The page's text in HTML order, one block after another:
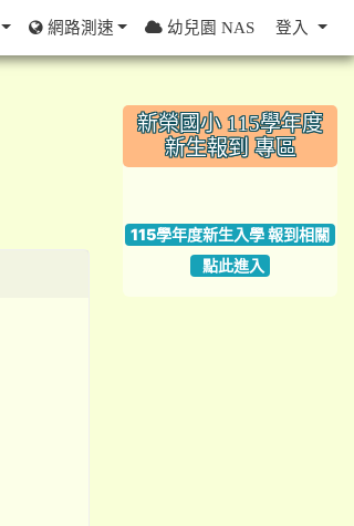
:::
新榮國小 115學年度
新生報到 專區
115學年度新生入學 報到相關
點此進入
網路測速 幼兒園 NAS 登入